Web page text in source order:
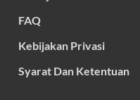
FAQ
Kebijakan Privasi
Syarat Dan Ketentuan